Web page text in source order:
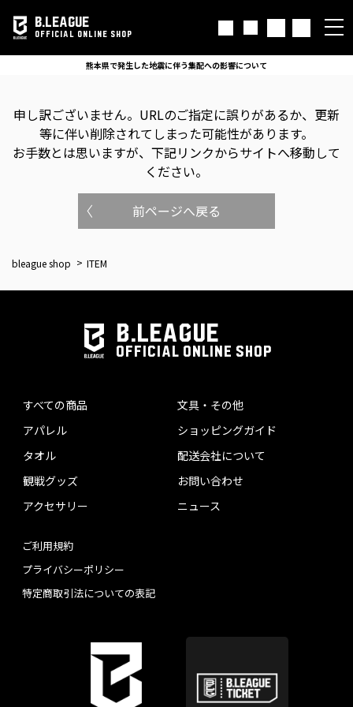
B.LEAGUE
OFFICIAL ONLINE SHOP
熊本県で発生した地震に伴う集配への影響について
申し訳ございません。 URLのご指定に誤りがあるか、更新
等に伴い削除されてしまった可能性があります。
お手数とは思いますが、下記リンクからサイトへ移動して
ください。
前ページへ戻る
bleague shop ITEM
B.LEAGUE
OFFICIAL ONLINE SHOP
すべての商品
アパレル
タオル
観戦グッズ
アクセサリー
文具・その他
ショッピングガイド
配送会社について
お問い合わせ
ニュース
ご利用規約
プライバシーポリシー
特定商取引法についての表記